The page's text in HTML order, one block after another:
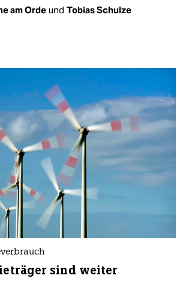
am Orde und Tobias Schulze
sind weiter